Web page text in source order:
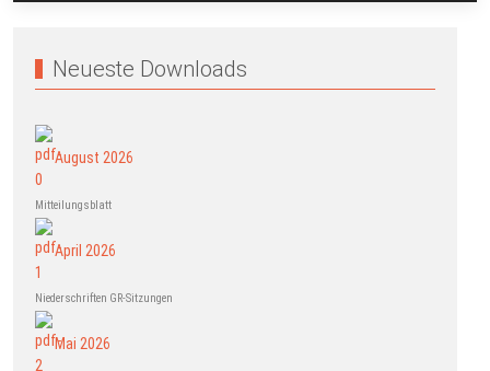
Neueste Downloads
August 2026
Mitteilungsblatt
April 2026
Niederschriften GR-Sitzungen
Mai 2026